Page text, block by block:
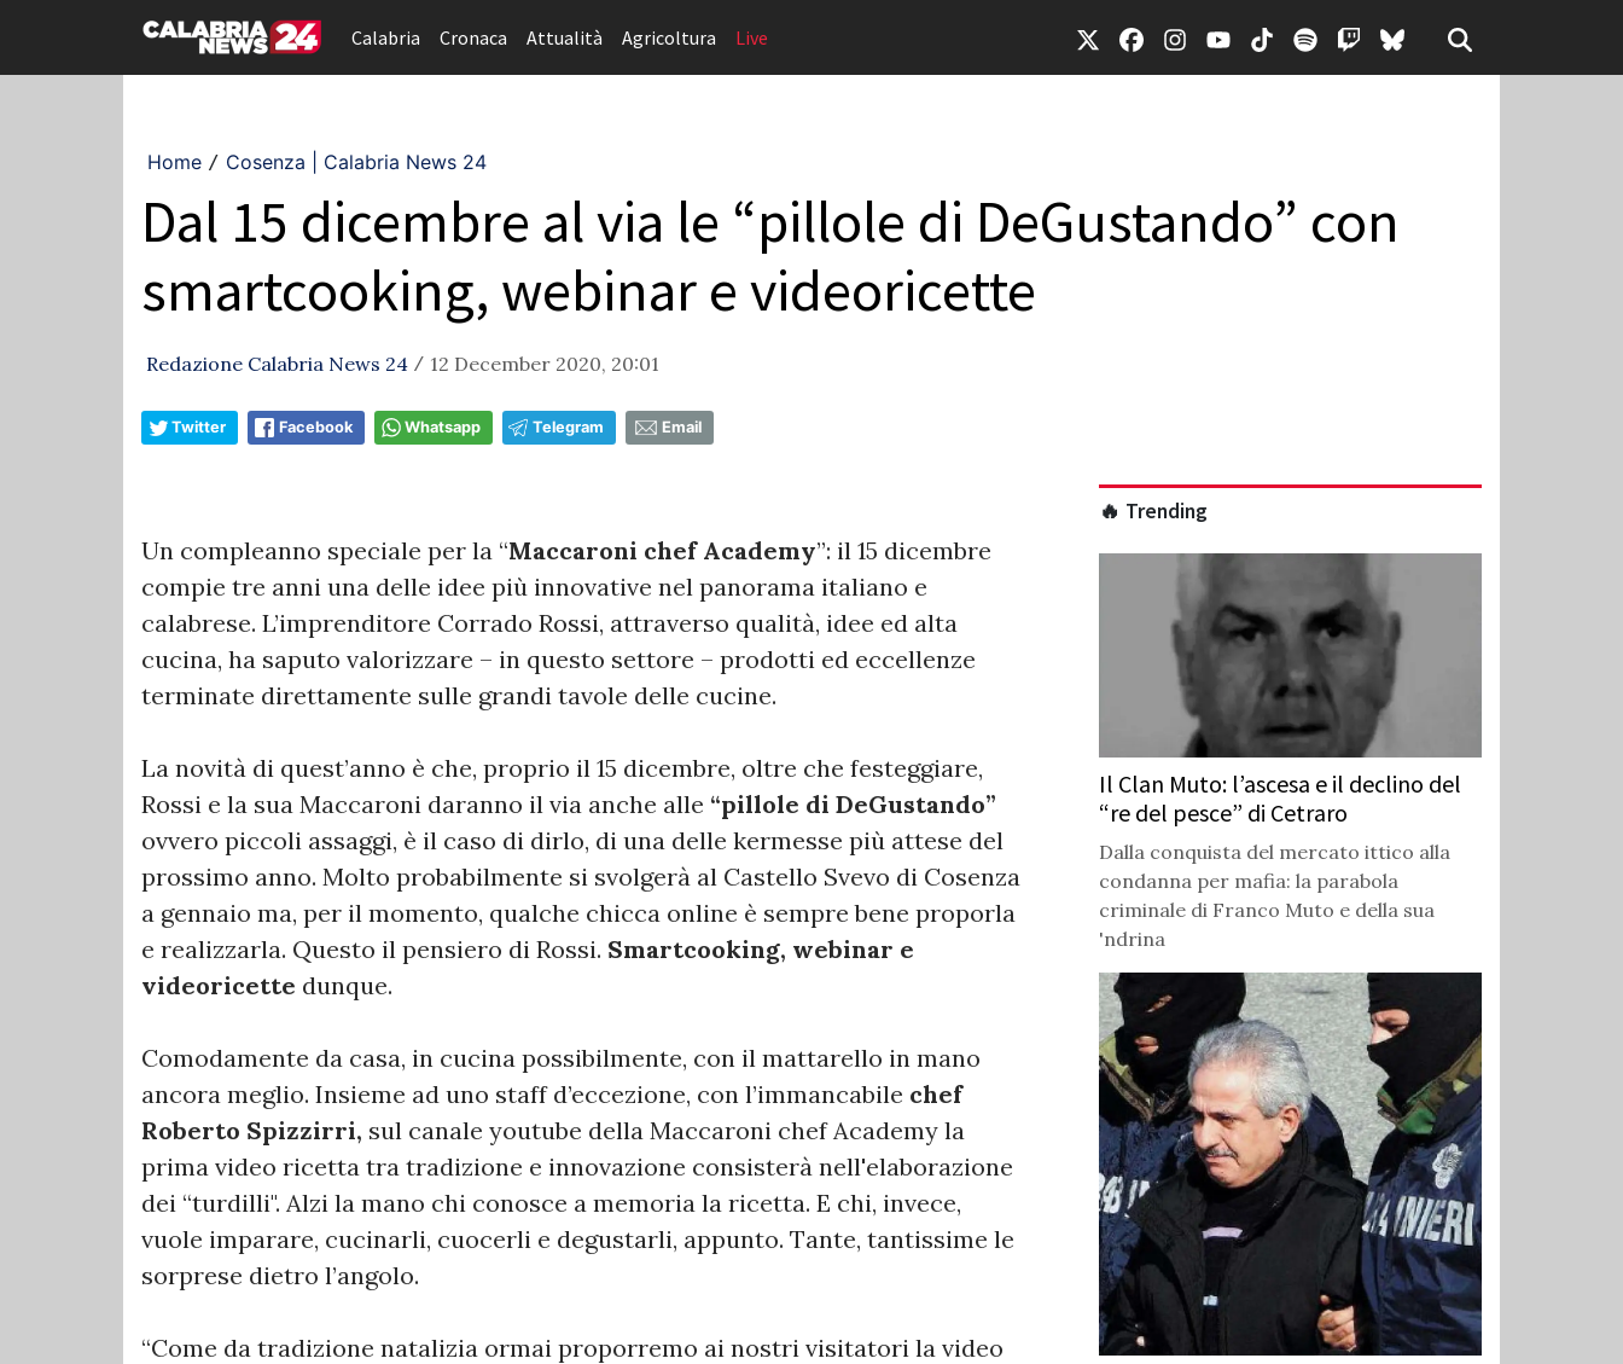
Calabria Cronaca Attualità Agricoltura Live
Home / Cosenza | Calabria News 24
Dal 15 dicembre al via le “pillole di DeGustando” con
smartcooking, webinar e videoricette
Redazione Calabria News 24 / 12 December 2020, 20:01
Twitter Facebook Whatsapp Telegram Email
Un compleanno speciale per la “Maccaroni chef Academy”: il 15 dicembre
compie tre anni una delle idee più innovative nel panorama italiano e
calabrese. L’imprenditore Corrado Rossi, attraverso qualità, idee ed alta
cucina, ha saputo valorizzare – in questo settore – prodotti ed eccellenze
terminate direttamente sulle grandi tavole delle cucine.
La novità di quest’anno è che, proprio il 15 dicembre, oltre che festeggiare,
Rossi e la sua Maccaroni daranno il via anche alle “pillole di DeGustando”
ovvero piccoli assaggi, è il caso di dirlo, di una delle kermesse più attese del
prossimo anno. Molto probabilmente si svolgerà al Castello Svevo di Cosenza
a gennaio ma, per il momento, qualche chicca online è sempre bene proporla
e realizzarla. Questo il pensiero di Rossi. Smartcooking, webinar e
videoricette dunque.
Comodamente da casa, in cucina possibilmente, con il mattarello in mano
ancora meglio. Insieme ad uno staff d’eccezione, con l’immancabile chef
Roberto Spizzirri, sul canale youtube della Maccaroni chef Academy la
prima video ricetta tra tradizione e innovazione consisterà nell'elaborazione
dei “turdilli". Alzi la mano chi conosce a memoria la ricetta. E chi, invece,
vuole imparare, cucinarli, cuocerli e degustarli, appunto. Tante, tantissime le
sorprese dietro l’angolo.
“Come da tradizione natalizia ormai proporremo ai nostri visitatori la video
🔥 Trending
Il Clan Muto: l’ascesa e il declino del
“re del pesce” di Cetraro
Dalla conquista del mercato ittico alla
condanna per mafia: la parabola
criminale di Franco Muto e della sua
'ndrina